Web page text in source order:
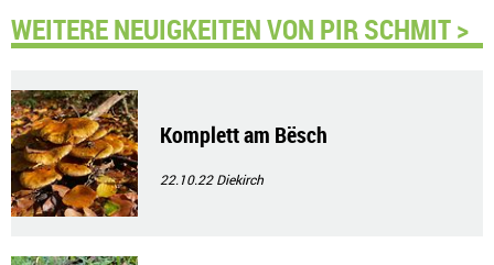
WEITERE NEUIGKEITEN VON PIR SCHMIT >
Komplett am Bësch
22.10.22Diekirch